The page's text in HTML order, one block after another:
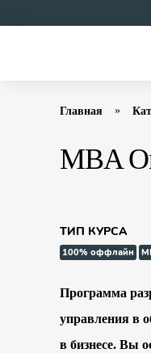
Главная
MBA
ТИП КУРСА
100% оффлайн
Программа
управления в
в бизнесе. Вы